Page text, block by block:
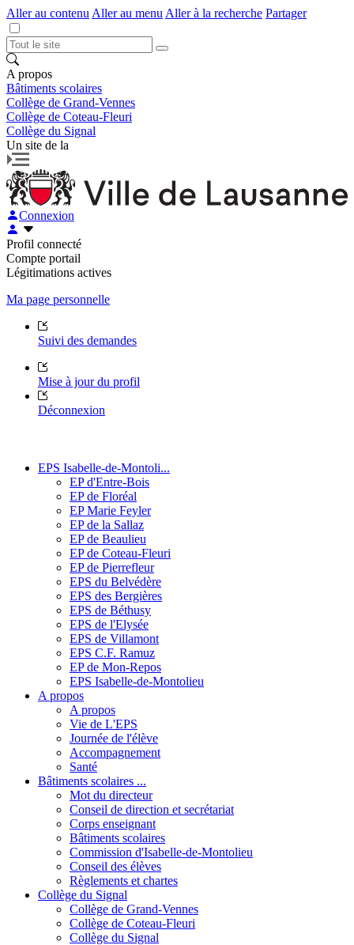
Aller au contenu Aller au menu Aller à la recherche Partager
A propos
Bâtiments scolaires
Collège de Grand-Vennes
Collège de Coteau-Fleuri
Collège du Signal
Un site de la
Connexion
Profil connecté
Compte portail
Légitimations actives
Ma page personnelle
Suivi des demandes
Mise à jour du profil
Déconnexion
EPS Isabelle-de-Montoli...
EP d'Entre-Bois
EP de Floréal
EP Marie Feyler
EP de la Sallaz
EP de Beaulieu
EP de Coteau-Fleuri
EP de Pierrefleur
EPS du Belvédère
EPS des Bergières
EPS de Béthusy
EPS de l'Elysée
EPS de Villamont
EPS C.F. Ramuz
EP de Mon-Repos
EPS Isabelle-de-Montolieu
A propos
A propos
Vie de L'EPS
Journée de l'élève
Accompagnement
Santé
Bâtiments scolaires ...
Mot du directeur
Conseil de direction et secrétariat
Corps enseignant
Bâtiments scolaires
Commission d'Isabelle-de-Montolieu
Conseil des élèves
Règlements et chartes
Collège du Signal
Collège de Grand-Vennes
Collège de Coteau-Fleuri
Collège du Signal